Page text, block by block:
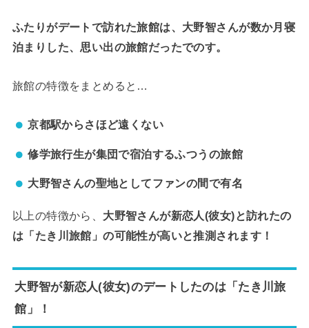
ふたりがデートで訪れた旅館は、大野智さんが数か月寝
泊まりした、思い出の旅館だったでのす。
旅館の特徴をまとめると…
京都駅からさほど遠くない
修学旅行生が集団で宿泊するふつうの旅館
大野智さんの聖地としてファンの間で有名
以上の特徴から、 大野智さんが新恋人(彼女)と訪れたの
は「たき川旅館」の可能性が高いと推測されます！
大野智が新恋人(彼女)のデートしたのは「たき川旅
館」！